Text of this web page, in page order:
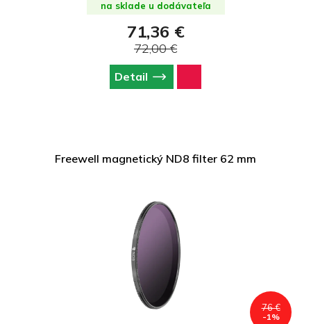
na sklade u dodávateľa
71,36 €
72,00 €
Detail
Freewell magnetický ND8 filter 62 mm
76 €
-1%